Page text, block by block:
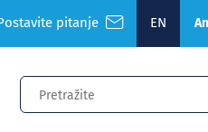
pitanje EN